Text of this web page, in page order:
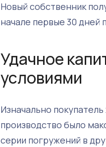
Новый собственник
начале первые 30 дней
Удачное
условиями
Изначально
производство было
серии погружений в